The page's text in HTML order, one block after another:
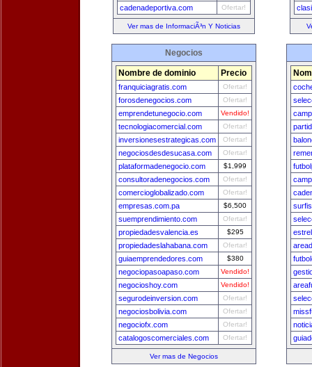
cadenadeportiva.com Ofertar!
Ver mas de InformaciÃ³n Y Noticias
Negocios
Nombre de dominio Precio
franquiciagratis.com Ofertar!
forosdenegocios.com Ofertar!
emprendetunegocio.com Vendido!
tecnologiacomercial.com Ofertar!
inversionesestrategicas.com Ofertar!
negociosdesdesucasa.com Ofertar!
plataformadenegocio.com $1,999
consultoradenegocios.com Ofertar!
comercioglobalizado.com Ofertar!
empresas.com.pa $6,500
suemprendimiento.com Ofertar!
propiedadesvalencia.es $295
propiedadeslahabana.com Ofertar!
guiaemprendedores.com $380
negociopasoapaso.com Vendido!
negocioshoy.com Vendido!
segurodeinversion.com Ofertar!
negociosbolivia.com Ofertar!
negociofx.com Ofertar!
catalogoscomerciales.com Ofertar!
Ver mas de Negocios